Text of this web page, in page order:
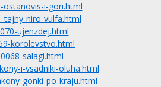
ostanovis-i-gori.html
tajny-niro-vulfa.html
ujenzdej.html
korolevstvo.html
salagi.html
i-vsadniki-oluha.html
gonki-po-kraju.html